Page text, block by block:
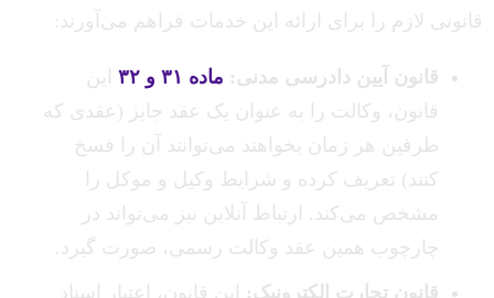
قانونی لازم را برای ارائه این خدمات فراهم می‌آورند:
قانون آیین دادرسی مدنی: ماده ۳۱ و ۳۲
این
قانون، وکالت را به عنوان یک عقد جایز (عقدی که
طرفین هر زمان بخواهند می‌توانند آن را فسخ
کنند) تعریف کرده و شرایط وکیل و موکل را
مشخص می‌کند. ارتباط آنلاین نیز می‌تواند در
چارچوب همین عقد وکالت رسمی، صورت گیرد.
قانون تجارت الکترونیک: این قانون، اعتبار اسناد